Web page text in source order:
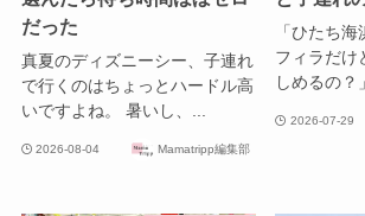
だった
真夏のディズニーシー、子連れ
で行くのはちょっとハードル高
いですよね。 暑いし、...
2026-08-04 Mamatripp編集部
「ひたち
フィラだけ
しめるの？
2026-07-29